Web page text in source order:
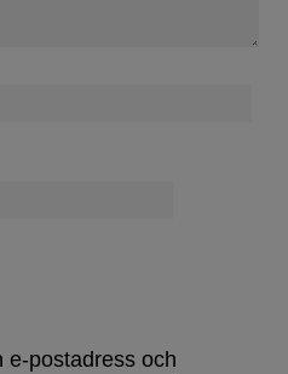
e-postadress och